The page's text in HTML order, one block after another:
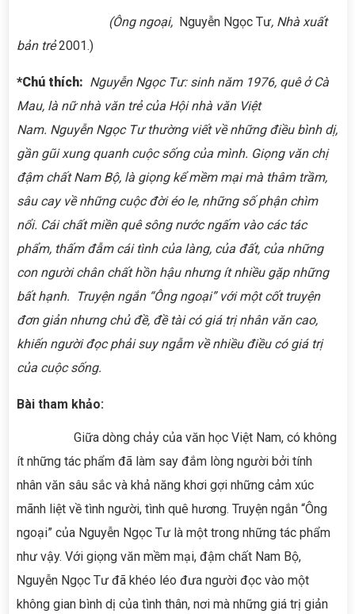
(Ông ngoại, Nguyễn Ngọc Tư, Nhà xuất
bản trẻ2001.)
*Chú thích: Nguyễn Ngọc Tư: sinh năm 1976, quê ở Cà
Mau, là nữ nhà văn trẻ của Hội nhà văn Việt
Nam. Nguyễn Ngọc Tư thường viết về những điều bình dị,
gần gũi xung quanh cuộc sống của mình. Giọng văn chị
đậm chất Nam Bộ, là giọng kể mềm mại mà thâm trầm,
sâu cay về những cuộc đời éo le, những số phận chìm
nổi. Cái chất miền quê sông nước ngấm vào các tác
phẩm, thấm đẫm cái tình của làng, của đất, của những
con người chân chất hồn hậu nhưng ít nhiều gặp những
bất hạnh.
Truyện ngắn “Ông ngoại” với một cốt truyện
đơn giản nhưng chủ đề, đề tài có giá trị nhân văn cao,
khiến người đọc phải suy ngẫm về nhiều điều có giá trị
của cuộc sống.
Bài tham khảo:
Giữa dòng chảy của văn học Việt Nam, có không
ít những tác phẩm đã làm say đắm lòng người bởi tính
nhân văn sâu sắc và khả năng khơi gợi những cảm xúc
mãnh liệt về tình người, tình quê hương. Truyện ngắn “Ông
ngoại” của Nguyễn Ngọc Tư là một trong những tác phẩm
như vậy. Với giọng văn mềm mại, đậm chất Nam Bộ,
Nguyễn Ngọc Tư đã khéo léo đưa người đọc vào một
không gian bình dị của tình thân, nơi mà những giá trị giản